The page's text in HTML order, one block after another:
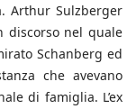
Arthur Sulzberger
discorso nel quale
Schanberg ed
che avevano
di famiglia. L’ex